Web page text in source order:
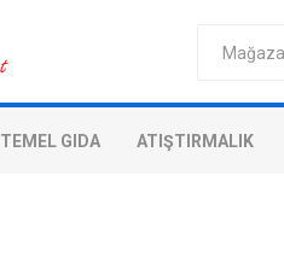
TEMEL GIDA ATIŞTIRMALIK